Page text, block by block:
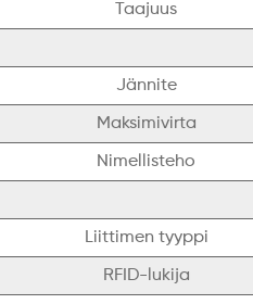
Taajuus
Jännite
Maksimivirta
Nimellisteho
Liittimen tyyppi
RFID-lukija